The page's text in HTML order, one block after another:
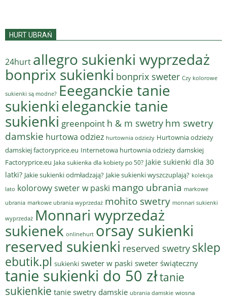
HURT UBRAŃ
24hurt allegro sukienki wyprzedaż
bonprix sukienki bonprix sweter Czy kolorowe
sukienki są modne? Eeeganckie tanie
sukienkieleganckie tanie
sukienki greenpoint h & m swetry hm swetry
damskie hurtowa odziez hurtownia odzieży Hurtownia odzieży
damskiej factoryprice.eu Internetowa hurtownia odzieży damskiej
Factoryprice.eu Jaka sukienka dla kobiety po 50? Jakie sukienki dla 30
latki? Jakie sukienki odmładzają? Jakie sukienki wyszczuplają? kolekcja
lato kolorowy sweter w paski mango ubrania markowe
ubrania markowe ubrania wyprzedaż mohito swetry monnari sukienki
wyprzedaż Monnari wyprzedaż
sukienek onlinehurt orsay sukienki
reserved sukienki reserved swetry sklep
ebutik.pl sukienki sweter w paski sweter świąteczny
tanie sukienki do 50 złtanie
sukienkie tanie swetry damskie ubrania damskie wiosna